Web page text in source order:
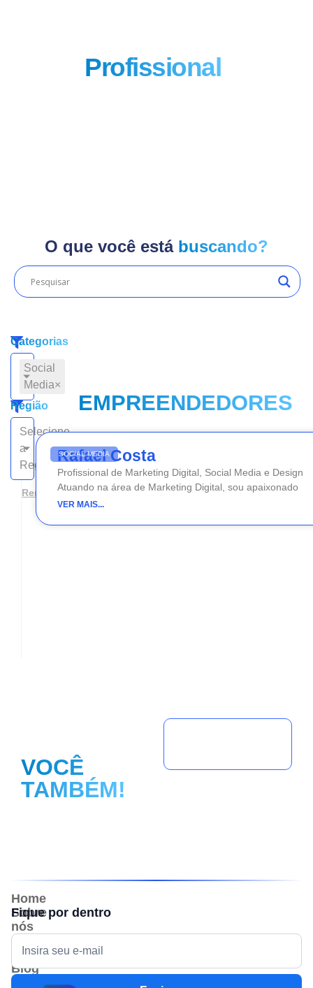
Profissional
O que você está buscando?
Categorias
Social
Media×
Região
Selecione
a
Região
Remover filtros
EMPREENDEDORES
SOCIAL MEDIA
Rafael Costa
Profissional de Marketing Digital, Social Media e Design
Atuando na área de Marketing Digital, sou apaixonado
VER MAIS...
VOCÊ
TAMBÉM!
Home
Sobre
nós
Ecossistema
Portfólio
Blog
Fique por dentro